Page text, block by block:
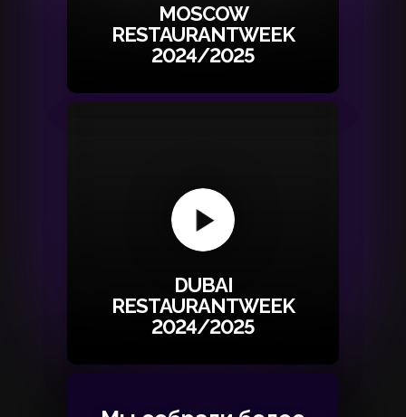
DUBAI
RESTAURANTWEEK
2024/2025
MOSCOW
RESTAURANTWEEK
2024/2025